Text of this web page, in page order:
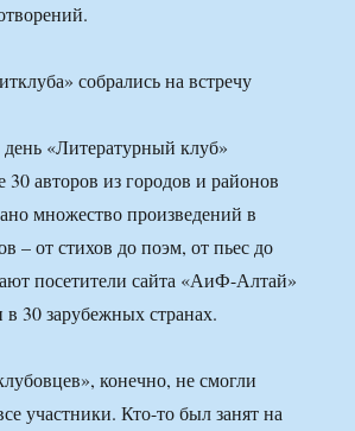
«Литературный клуб»
30 авторов из городов и районов
множество произведений в
– от стихов до поэм, от пьес до
посетители сайта «АиФ-Алтай»
30 зарубежных странах.
конечно, не смогли
участники. Кто-то был занят на